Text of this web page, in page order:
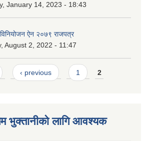
January 14, 2023 - 18:43
ऐन २०७९ राजपत्र
August 2, 2022 - 11:47
‹ previous 1 2
भुक्तानीको लागि आवश्यक